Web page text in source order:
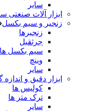
سایر
ابزار آلات صنعتی
زنجیر و سیم بکسل
زنجیرها
جرثقیل
سیم بکسل ها
وینچ
سایر
ابزار دقیق و
کولیس ها
ترک متر ها
سایر